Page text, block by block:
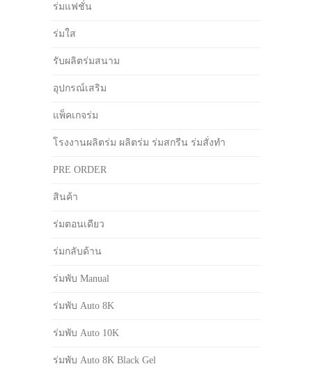
ร่มแฟชั่น
ร่มใส
รับผลิตร่มสนาม
อุปกรณ์เสริม
แพ็คเกจร่ม
โรงงานผลิตร่ม ผลิตร่ม ร่มสกรีน ร่มสั่งทำ
PRE ORDER
สินค้า
ร่มตอนเดียว
ร่มกลับด้าน
ร่มพับ Manual
ร่มพับ Auto 8K
ร่มพับ Auto 10K
ร่มพับ Auto 8K Black Gel